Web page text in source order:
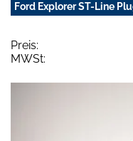
Ford Explorer ST-Line
Preis:
MWSt: